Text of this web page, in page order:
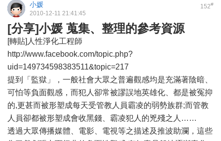
152#
小媛
2010-12-11 21:41:45
[分享]小媛 蒐集、整理的參考資源
[轉貼]人性淨化工程師
http://www.facebook.com/topic.php?
uid=149734598383511&topic=217
提到「監獄」，一般社會大眾之普遍觀感均是充滿著陰暗、
可怕等負面觀感，而犯人卻常被謬誤地英雄化、都是被冤抑
的,更甚而被形塑成每天受管教人員霸凌的弱勢族群;而管教
人員卻都被形塑成會收黑錢、霸凌犯人的兇殘之人……
透過大眾傳播媒體、電影、電視等之描述及推波助瀾，這些